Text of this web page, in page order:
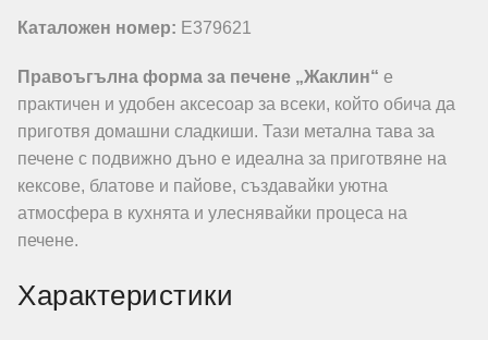
Каталожен номер: E379621
Правоъгълна форма за печене „Жаклин“ е
практичен и удобен аксесоар за всеки, който обича да
приготвя домашни сладкиши. Тази метална тава за
печене с подвижно дъно е идеална за приготвяне на
кексове, блатове и пайове, създавайки уютна
атмосфера в кухнята и улеснявайки процеса на
печене.
Характеристики